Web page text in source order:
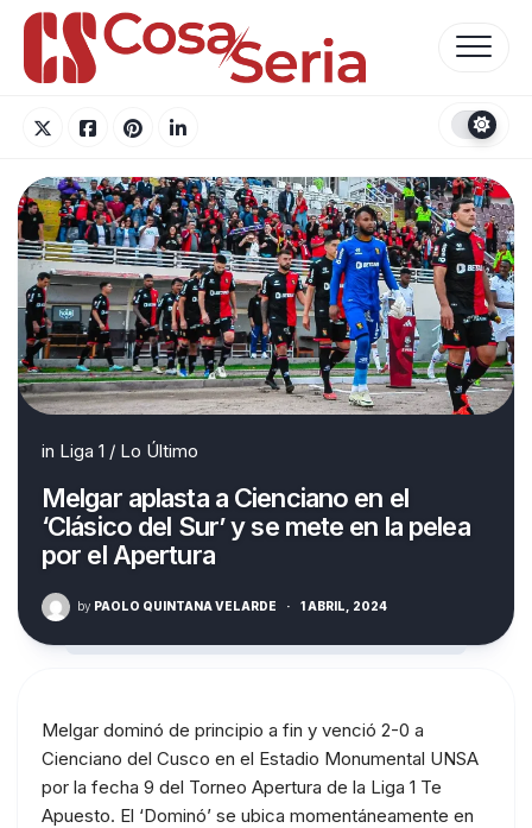
Skip
content
in Liga 1 / Lo Último
Melgar aplasta a Cienciano en el
‘Clásico del Sur’ y se mete en la pelea
por el Apertura
by PAOLO QUINTANA VELARDE · 1 ABRIL, 2024
Melgar dominó de principio a fin y venció 2-0 a
Cienciano del Cusco en el Estadio Monumental UNSA
por la fecha 9 del Torneo Apertura de la Liga 1 Te
Apuesto. El ‘Dominó’ se ubica momentáneamente en